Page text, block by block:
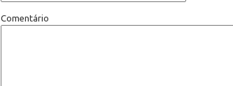
Comentário